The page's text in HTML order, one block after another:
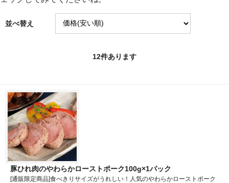
並べ替え
12件あります
豚ひれ肉のやわらかローストポーク100g×1パック
[通販限定商品]食べきりサイズがうれしい！人気のやわらかローストポーク